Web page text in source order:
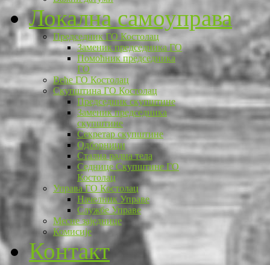
Локална самоуправа
Председник ГО Костолац
Заменик председника ГО
Помоћник председника
ГО
Веће ГО Костолац
Скупштина ГО Костолац
Председник скупштине
Заменик председника
скупштине
Секретар скупштине
Одборници
Стална радна тела
Седнице Скупштине ГО
Костолац
Управа ГО Костолац
Начелник Управе
Службе Управе
Месне заједнице
Комисије
Контакт